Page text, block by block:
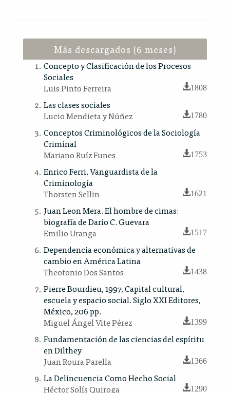
Más descargados (6 meses)
Concepto y Clasificación de los Procesos
Sociales
Luis Pinto Ferreira
1808
Las clases sociales
Lucio Mendieta y Núñez
1780
Conceptos Criminológicos de la Sociología
Criminal
Mariano Ruíz Funes
1753
Enrico Ferri, Vanguardista de la
Criminología
Thorsten Sellin
1621
Juan Leon Mera. El hombre de cimas:
biografía de Darío C. Guevara
Emilio Uranga
1517
Dependencia económica y alternativas de
cambio en América Latina
Theotonio Dos Santos
1438
Pierre Bourdieu, 1997, Capital cultural,
escuela y espacio social. Siglo XXI Editores,
México, 206 pp.
Miguel Ángel Vite Pérez
1399
Fundamentación de las ciencias del espíritu
en Dilthey
Juan Roura Parella
1366
La Delincuencia Como Hecho Social
Héctor Solís Quiroga
1290